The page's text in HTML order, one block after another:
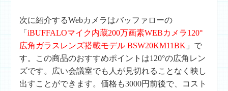
次に紹介するWebカメラはバッファローの
「iBUFFALOマイク内蔵200万画素WEBカメラ120°
広角ガラスレンズ搭載モデル BSW20KM11BK 」で
す。この商品のおすすめポイントは120°の広角レン
ズです。広い会議室でも人が見切れることなく映し
出すことができます。価格も3000円前後で、コスト